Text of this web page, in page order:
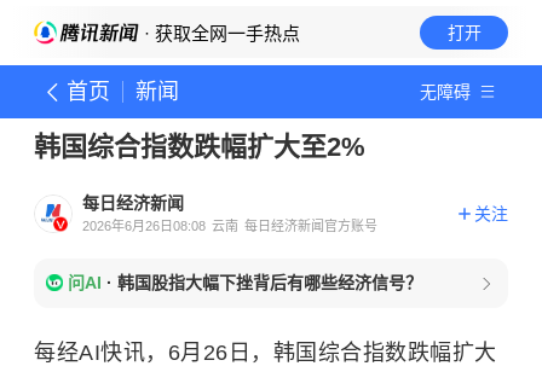
· 获取全网一手热点 打开
首页 新闻 无障碍
韩国综合指数跌幅扩大至2%
每日经济新闻
2026年6月26日08:08 云南 每日经济新闻官方账号
关注
问AI · 韩国股指大幅下挫背后有哪些经济信号？
每经AI快讯，6月26日，韩国综合指数跌幅扩大